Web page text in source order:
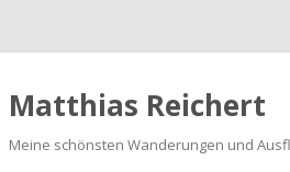
Matthias Reichert
Meine schönsten Wanderungen und